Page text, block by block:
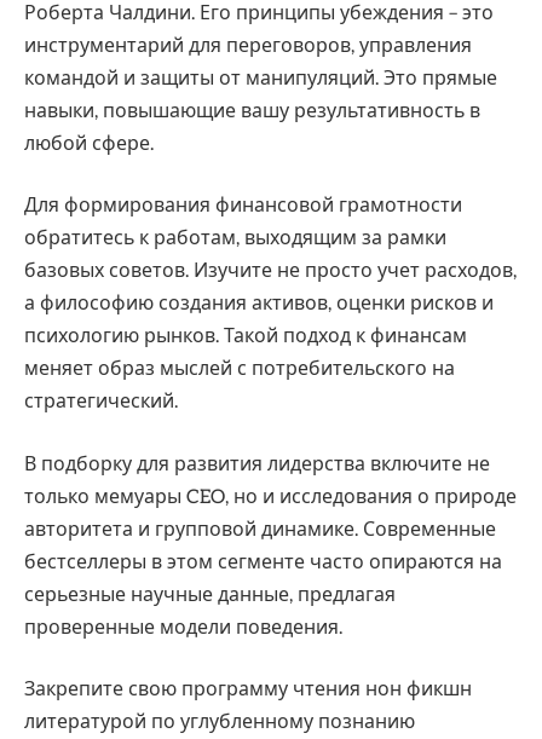
Роберта Чалдини. Его принципы убеждения – это
инструментарий для переговоров, управления
командой и защиты от манипуляций. Это прямые
навыки, повышающие вашу результативность в
любой сфере.
Для формирования финансовой грамотности
обратитесь к работам, выходящим за рамки
базовых советов. Изучите не просто учет расходов,
а философию создания активов, оценки рисков и
психологию рынков. Такой подход к финансам
меняет образ мыслей с потребительского на
стратегический.
В подборку для развития лидерства включите не
только мемуары CEO, но и исследования о природе
авторитета и групповой динамике. Современные
бестселлеры в этом сегменте часто опираются на
серьезные научные данные, предлагая
проверенные модели поведения.
Закрепите свою программу чтения нон фикшн
литературой по углубленному познанию